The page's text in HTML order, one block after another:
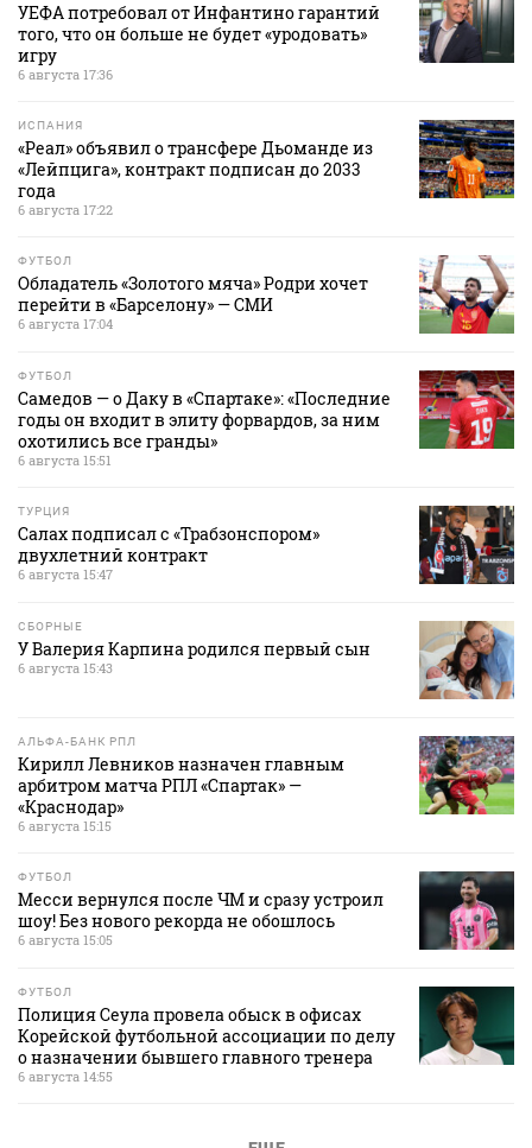
УЕФА потребовал от Инфантино гарантий
того, что он больше не будет «уродовать»
игру
6 августа 17:36
ИСПАНИЯ
«Реал» объявил о трансфере Дьоманде из
«Лейпцига», контракт подписан до 2033
года
6 августа 17:22
ФУТБОЛ
Обладатель «Золотого мяча» Родри хочет
перейти в «Барселону» — СМИ
6 августа 17:04
ФУТБОЛ
Самедов — о Даку в «Спартаке»: «Последние
годы он входит в элиту форвардов, за ним
охотились все гранды»
6 августа 15:51
ТУРЦИЯ
Салах подписал с «Трабзонспором»
двухлетний контракт
6 августа 15:47
СБОРНЫЕ
У Валерия Карпина родился первый сын
6 августа 15:43
АЛЬФА-БАНК РПЛ
Кирилл Левников назначен главным
арбитром матча РПЛ «Спартак» —
«Краснодар»
6 августа 15:15
ФУТБОЛ
Месси вернулся после ЧМ и сразу устроил
шоу! Без нового рекорда не обошлось
6 августа 15:05
ФУТБОЛ
Полиция Сеула провела обыск в офисах
Корейской футбольной ассоциации по делу
о назначении бывшего главного тренера
6 августа 14:55